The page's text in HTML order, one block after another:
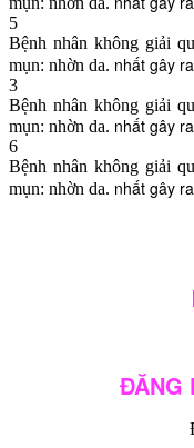
5
Bệnh nhân không giải
mụn: nhờn da. nhất gây
3
Bệnh nhân không giải
mụn: nhờn da. nhất gây
6
Bệnh nhân không giải
mụn: nhờn da. nhất gây
ĐĂNG